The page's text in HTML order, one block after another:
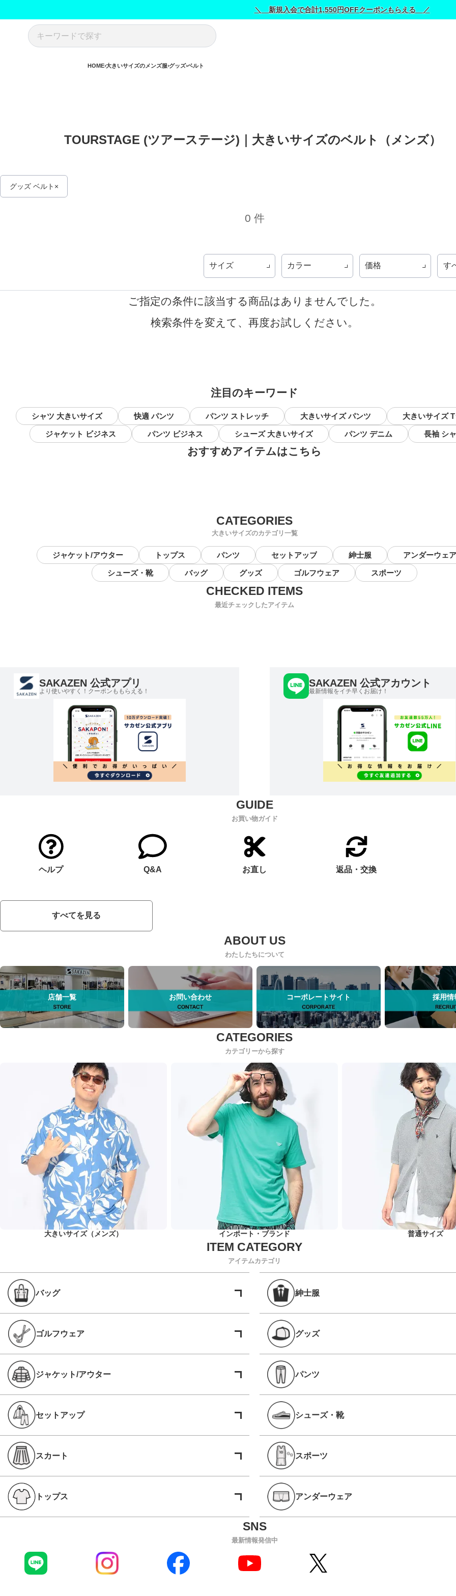
＼ 新規入会で合計1,550円OFFクーポンもらえる ／
HOME 大きいサイズのメンズ服 グッズ ベルト
TOURSTAGE (ツアーステージ)｜大きいサイズのベルト（メンズ）
グッズ ベルト
0 件
サイズ カラー 価格 す
ご指定の条件に該当する商品はありませんでした。
検索条件を変えて、再度お試しください。
注目のキーワード
シャツ 大きいサイズ 快適 パンツ パンツ ストレッチ 大きいサイズ パンツ 大きいサイズ
ジャケット ビジネス パンツ ビジネス シューズ 大きいサイズ パンツ デニム 長袖 シ
おすすめアイテムはこちら
大きいサイズのカテゴリ一覧
ジャケット/アウター トップス パンツ セットアップ 紳士服 アンダーウェア
シューズ・靴 バッグ グッズ ゴルフウェア スポーツ
最近チェックしたアイテム
SAKAZEN 公式アプリ
より使いやすく！クーポンももらえる！
SAKAZEN 公式アカウント
最新情報をイチ早くお届け！
お買い物ガイド
ヘルプ Q&A お直し 返品・交換
すべてを見る
わたしたちについて
店舗一覧 お問い合わせ コーポレートサイト 採用情
カテゴリーから探す
大きいサイズ（メンズ） インポート・ブランド 普通サイズ
アイテムカテゴリ
バッグ 紳士服
ゴルフウェア グッズ
ジャケット/アウター パンツ
セットアップ シューズ・靴
スカート スポーツ
トップス アンダーウェア
最新情報発信中